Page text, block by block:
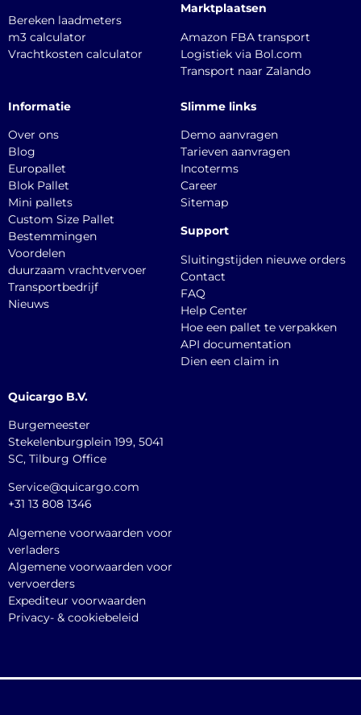
Bereken laadmeters
m3 calculator
Vrachtkosten calculator
Marktplaatsen
Amazon FBA transport
Logistiek via Bol.com
Transport naar Zalando
Informatie
Over ons
Blog
Europallet
Blok Pallet
Mini pallets
Custom Size Pallet
Bestemmingen
Voordelen
duurzaam vrachtvervoer
Transportbedrijf
Nieuws
Slimme links
Demo aanvragen
Tarieven aanvragen
Incoterms
Career
Sitemap
Support
Sluitingstijden nieuwe orders
Contact
FAQ
Help Center
Hoe een pallet te verpakken
API documentation
Dien een claim in
Quicargo B.V.
Burgemeester
Stekelenburgplein 199, 5041
SC, Tilburg Office
Service@quicargo.com
+31 13 808 1346
Algemene voorwaarden voor
verladers
Algemene voorwaarden voor
vervoerders
Expediteur voorwaarden
Privacy- & cookiebeleid